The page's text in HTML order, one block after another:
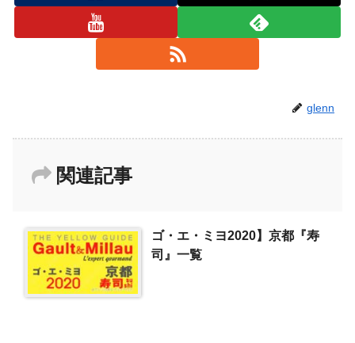
glenn
関連記事
ゴ・エ・ミヨ2020】京都『寿
司』一覧